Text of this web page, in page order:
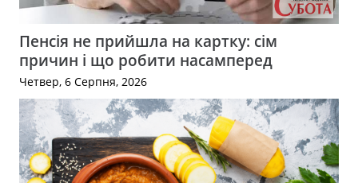
Пенсія не прийшла на картку: сім
причин і що робити насамперед
Четвер, 6 Серпня, 2026